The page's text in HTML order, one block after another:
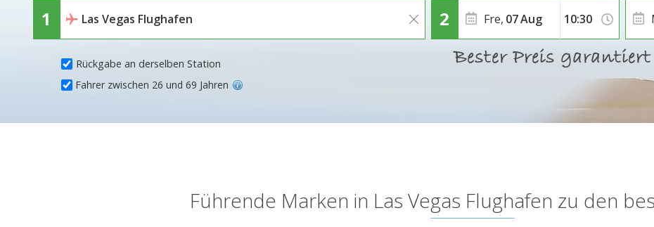
Rückgabe an derselben Station
Fre, 07Aug
Fahrer zwischen 26 und 69 Jahren
Führende Marken in Las Vegas Flughafen zu den